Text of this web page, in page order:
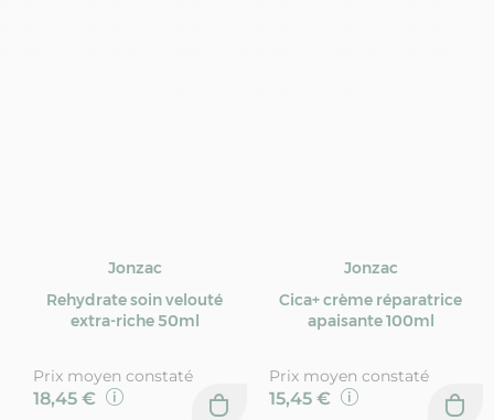
Jonzac
Rehydrate soin velouté
extra-riche 50ml
Prix moyen constaté
18,45 €
Jonzac
Cica+ crème réparatrice
apaisante 100ml
Prix moyen constaté
15,45 €